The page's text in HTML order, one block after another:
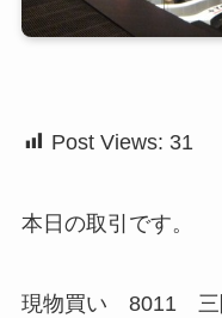
Post Views: 31
本日の取引です。
現物買い 8011 三